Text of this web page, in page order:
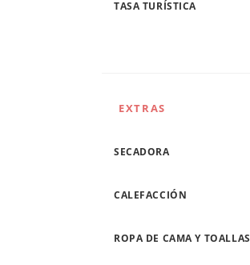
TASA TURÍSTICA
EXTRAS
SECADORA
CALEFACCIÓN
ROPA DE CAMA Y TOALLAS